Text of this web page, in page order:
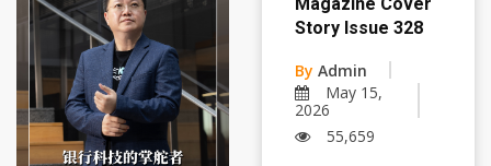
Story Issue 328
By Admin
May 15,
2026
55,659